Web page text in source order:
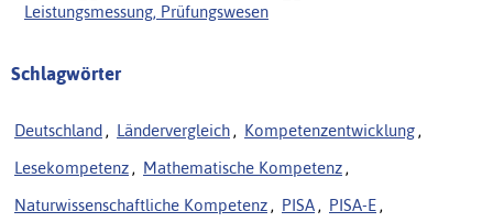
Leistungsmessung, Prüfungswesen
Schlagwörter
Deutschland , Ländervergleich , Kompetenzentwicklung ,
Lesekompetenz , Mathematische Kompetenz ,
Naturwissenschaftliche Kompetenz , PISA , PISA-E ,